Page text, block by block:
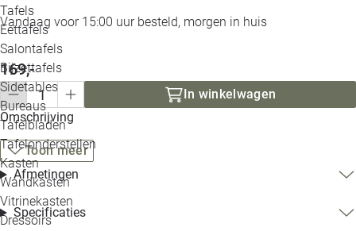
Tafels
Eettafels
Salontafels
Bijzettafels
Sidetables
Bureaus
Tafelbladen
Tafelonderstellen
Kasten
Wandkasten
Vitrinekasten
Dressoirs
Vandaag voor 15:00 uur besteld, morgen in huis
169,-
In winkelwagen
Omschrijving
Toon meer
Afmetingen
Specificaties